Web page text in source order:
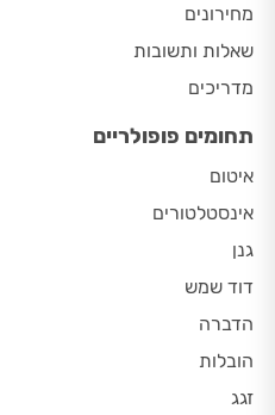
מחירונים
שאלות ותשובות
מדריכים
תחומים פופולריים
איטום
אינסטלטורים
גנן
דוד שמש
הדברה
הובלות
זגג